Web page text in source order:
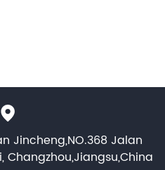
Jincheng,NO.368 Jalan
Changzhou,Jiangsu,China